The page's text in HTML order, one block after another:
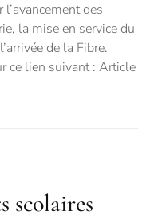
des
la mise en service du
de la Fibre.
ce lien suivant : Article
scolaires